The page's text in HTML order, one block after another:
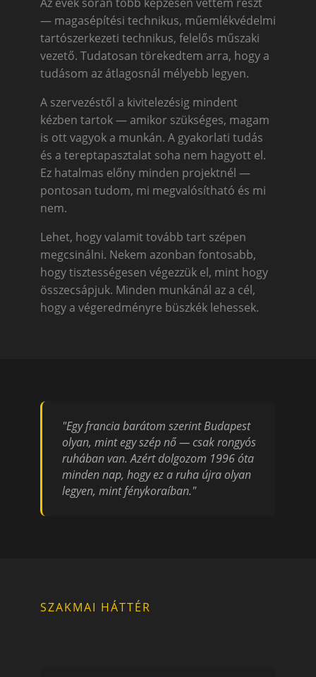
— magasépítési technikus, műemlékvédelmi
tartószerkezeti technikus, felelős műszaki
vezető. Tudatosan törekedtem arra, hogy a
tudásom az átlagosnál mélyebb legyen.
A szervezéstől a kivitelezésig mindent
kézben tartok — amikor szükséges, magam
is ott vagyok a munkán. A gyakorlati tudás
és a tereptapasztalat soha nem hagyott el.
Ez hatalmas előny minden projektnél —
pontosan tudom, mi megvalósítható és mi
nem.
Lehet, hogy valamit tovább tart szépen
megcsinálni. Nekem azonban fontosabb,
hogy tisztességesen végezzük el, mint hogy
összecsápjuk. Minden munkánál az a cél,
hogy a végeredményre büszkék lehessek.
"Egy francia barátom szerint Budapest
olyan, mint egy szép nő — csak rongyós
ruhában van. Azért dolgozom 1996 óta
minden nap, hogy ez a ruha újra olyan
legyen, mint fénykoraíban."
SZAKMAI HÁTTÉR